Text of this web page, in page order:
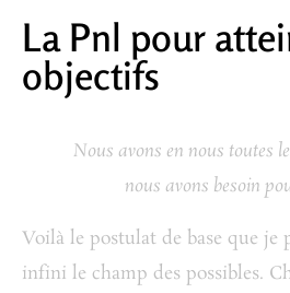
La Pnl pour
objectifs
Nous avons en nous toutes
nous avons besoin
Voilà le postulat de base que je
infini le champ des possibles.